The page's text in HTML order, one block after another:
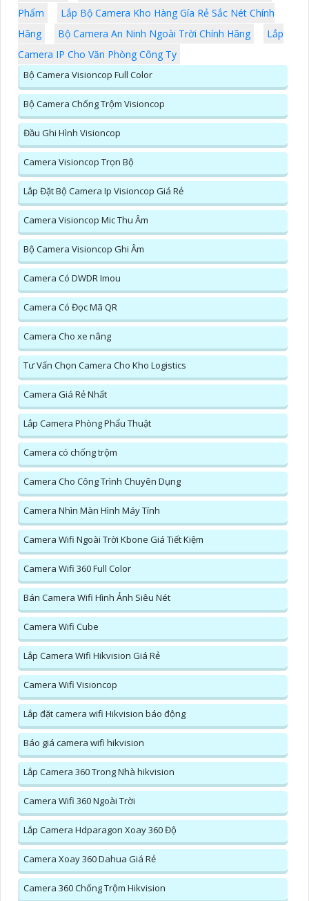
Phẩm
Lắp Bộ Camera Kho Hàng Gía Rẻ Sắc Nét Chính
Hãng
Bộ Camera An Ninh Ngoài Trời Chính Hãng
Lắp
Camera IP Cho Văn Phòng Công Ty
Bộ Camera Visioncop Full Color
Bộ Camera Chống Trộm Visioncop
Đầu Ghi Hình Visioncop
Camera Visioncop Trọn Bộ
Lắp Đặt Bộ Camera Ip Visioncop Giá Rẻ
Camera Visioncop Mic Thu Âm
Bộ Camera Visioncop Ghi Âm
Camera Có DWDR Imou
Camera Có Đọc Mã QR
Camera Cho xe nâng
Tư Vấn Chọn Camera Cho Kho Logistics
Camera Giá Rẻ Nhất
Lắp Camera Phòng Phẩu Thuật
Camera có chống trộm
Camera Cho Công Trình Chuyên Dụng
Camera Nhìn Màn Hình Máy Tính
Camera Wifi Ngoài Trời Kbone Giá Tiết Kiệm
Camera Wifi 360 Full Color
Bán Camera Wifi Hình Ảnh Siêu Nét
Camera Wifi Cube
Lắp Camera Wifi Hikvision Giá Rẻ
Camera Wifi Visioncop
Lắp đặt camera wifi Hikvision báo động
Báo giá camera wifi hikvision
Lắp Camera 360 Trong Nhà hikvision
Camera Wifi 360 Ngoài Trời
Lắp Camera Hdparagon Xoay 360 Độ
Camera Xoay 360 Dahua Giá Rẻ
Camera 360 Chống Trộm Hikvision